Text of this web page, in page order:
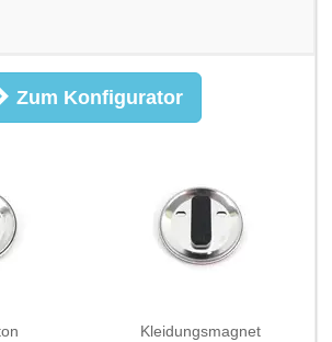
Zum Konfigurator
Kleidungsmagnet